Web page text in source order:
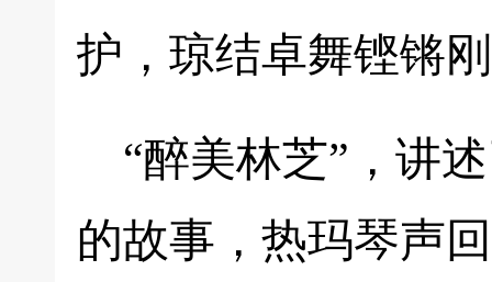
护，琼结卓舞铿锵
“醉美林芝”，讲
的故事，热玛琴声